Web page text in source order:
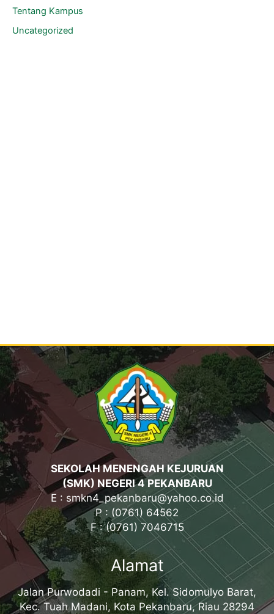
Tentang Kampus
Uncategorized
SEKOLAH MENENGAH KEJURUAN
(SMK) NEGERI 4 PEKANBARU
E : smkn4_pekanbaru@yahoo.co.id
P : (0761) 64562
F : (0761) 7046715
Alamat
Jalan Purwodadi - Panam, Kel. Sidomulyo Barat,
Kec. Tuah Madani, Kota Pekanbaru, Riau 28294